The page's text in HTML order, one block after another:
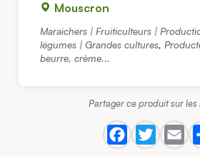
Mouscron
Maraichers | Fruiticulteurs |
légumes | Grandes cultures,
beurre, crème...
Partager ce produit sur les